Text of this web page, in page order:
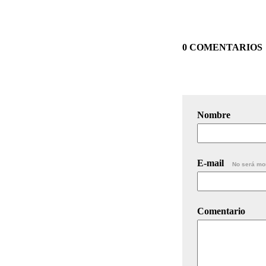
0 COMENTARIOS
Nombre
E-mail No será
Comentario